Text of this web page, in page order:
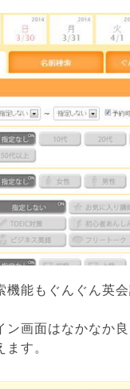
機能もぐんぐん英
ン画面はなかなか
す。